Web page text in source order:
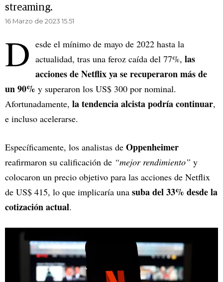
streaming.
16 Marzo de 2023 15.51
D esde el mínimo de mayo de 2022 hasta la
actualidad, tras una feroz caída del 77%, las
acciones de Netflix ya se recuperaron más de
un 90% y superaron los US$ 300 por nominal.
Afortunadamente, la tendencia alcista podría continuar,
e incluso acelerarse.
Específicamente, los analistas de Oppenheimer
reafirmaron su calificación de “mejor rendimiento” y
colocaron un precio objetivo para las acciones de Netflix
de US$ 415, lo que implicaría una suba del 33% desde la
cotización actual.